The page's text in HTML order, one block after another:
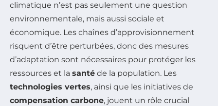
climatique n’est pas seulement une question
environnementale, mais aussi sociale et
économique. Les chaînes d’approvisionnement
risquent d’être perturbées, donc des mesures
d’adaptation sont nécessaires pour protéger les
ressources et la santé de la population. Les
technologies vertes, ainsi que les initiatives de
compensation carbone, jouent un rôle crucial